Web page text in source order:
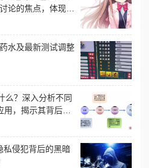
论的焦点，体现了
水及最新测试调整
么？深入分析不同
用，揭示其背后的
侵犯背后的黑暗